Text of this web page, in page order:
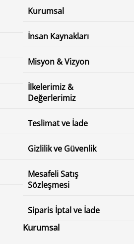
Kurumsal
İnsan Kaynakları
Misyon & Vizyon
İlkelerimiz &
Değerlerimiz
Teslimat ve İade
Gizlilik ve Güvenlik
Mesafeli Satış
Sözleşmesi
Siparis İptal ve İade
Kurumsal